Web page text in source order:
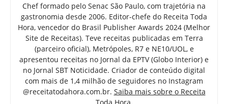
Chef formado pelo Senac São Paulo, com trajetória na
gastronomia desde 2006. Editor-chefe do Receita Toda
Hora, vencedor do Brasil Publisher Awards 2024 (Melhor
Site de Receitas). Teve receitas publicadas em Terra
(parceiro oficial), Metrópoles, R7 e NE10/UOL, e
apresentou receitas no Jornal da EPTV (Globo Interior) e
no Jornal SBT Noticidade. Criador de conteúdo digital
com mais de 1,4 milhão de seguidores no Instagram
@receitatodahora.com.br. Saiba mais sobre o Receita